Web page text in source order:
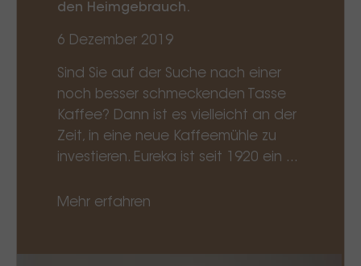
den Heimgebrauch.
6 Dezember 2019
Sind Sie auf der Suche nach einer
noch besser schmeckenden Tasse
Kaffee? Dann ist es vielleicht an der
Zeit, in eine neue Kaffeemühle zu
investieren. Eureka ist seit 1920 ein ...
Mehr erfahren